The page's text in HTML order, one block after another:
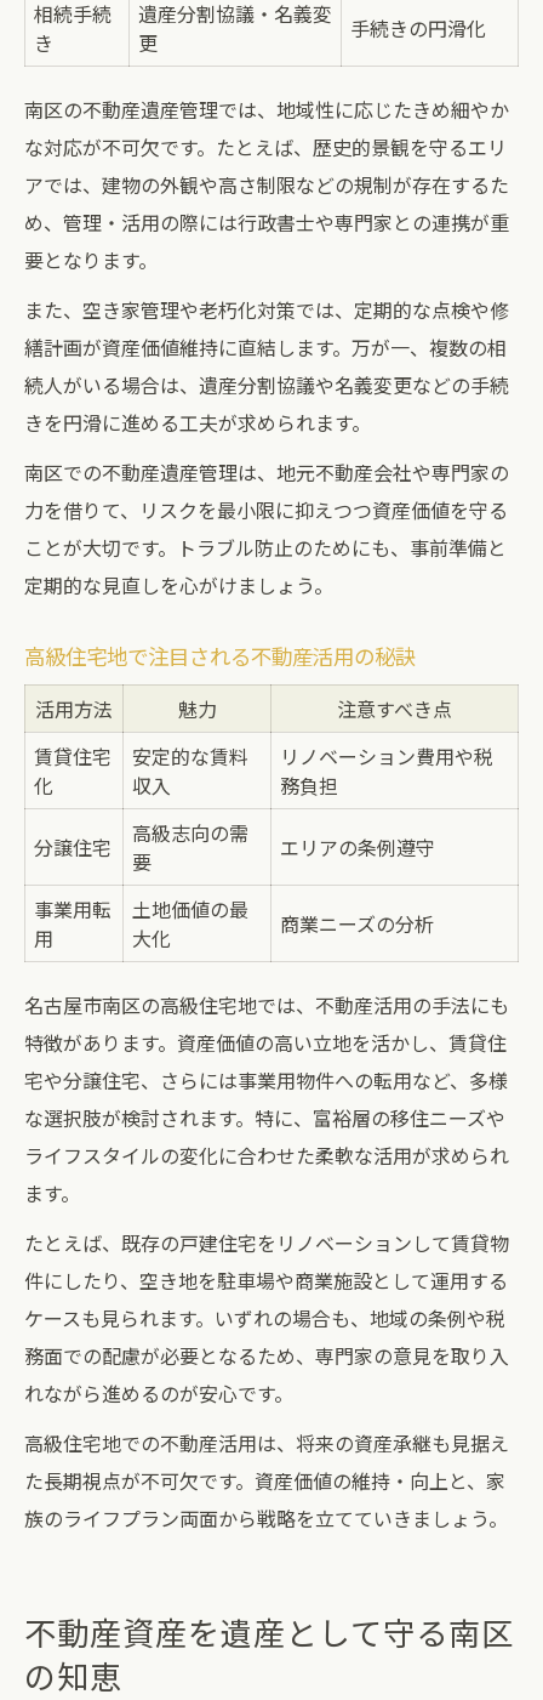
相続手続
き
遺産分割協議・名義変
更
手続きの円滑化
南区の不動産遺産管理では、地域性に応じたきめ細やか
な対応が不可欠です。たとえば、歴史的景観を守るエリ
アでは、建物の外観や高さ制限などの規制が存在するた
め、管理・活用の際には行政書士や専門家との連携が重
要となります。
また、空き家管理や老朽化対策では、定期的な点検や修
繕計画が資産価値維持に直結します。万が一、複数の相
続人がいる場合は、遺産分割協議や名義変更などの手続
きを円滑に進める工夫が求められます。
南区での不動産遺産管理は、地元不動産会社や専門家の
力を借りて、リスクを最小限に抑えつつ資産価値を守る
ことが大切です。トラブル防止のためにも、事前準備と
定期的な見直しを心がけましょう。
高級住宅地で注目される不動産活用の秘訣
活用方法 魅力
注意すべき点
賃貸住宅
化
安定的な賃料
収入
リノベーション費用や税
務負担
分譲住宅
高級志向の需
要
エリアの条例遵守
事業用転
用
土地価値の最
大化
商業ニーズの分析
名古屋市南区の高級住宅地では、不動産活用の手法にも
特徴があります。資産価値の高い立地を活かし、賃貸住
宅や分譲住宅、さらには事業用物件への転用など、多様
な選択肢が検討されます。特に、富裕層の移住ニーズや
ライフスタイルの変化に合わせた柔軟な活用が求められ
ます。
たとえば、既存の戸建住宅をリノベーションして賃貸物
件にしたり、空き地を駐車場や商業施設として運用する
ケースも見られます。いずれの場合も、地域の条例や税
務面での配慮が必要となるため、専門家の意見を取り入
れながら進めるのが安心です。
高級住宅地での不動産活用は、将来の資産承継も見据え
た長期視点が不可欠です。資産価値の維持・向上と、家
族のライフプラン両面から戦略を立てていきましょう。
不動産資産を遺産として守る南区
の知恵